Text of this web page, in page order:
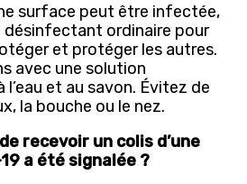
surface peut être infectée,
ordinaire pour
et protéger les autres.
avec une solution
et au savon. Évitez de
la bouche ou le nez.
recevoir un colis d’une
a été signalée ?